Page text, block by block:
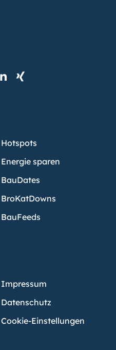
Hotspots
Energie sparen
BauDates
BroKatDowns
BauFeeds
Impressum
Datenschutz
Cookie-Einstellungen